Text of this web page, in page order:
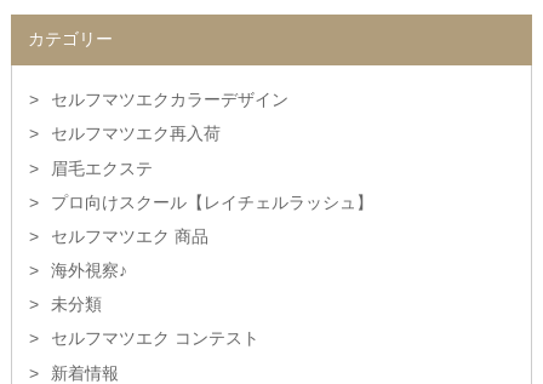
カテゴリー
セルフマツエクカラーデザイン
セルフマツエク再入荷
眉毛エクステ
プロ向けスクール【レイチェルラッシュ】
セルフマツエク 商品
海外視察♪
未分類
セルフマツエク コンテスト
新着情報